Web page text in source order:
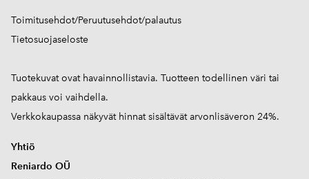
Toimitusehdot/Peruutusehdot/palautus
Tietosuojaseloste
Tuotekuvat ovat havainnollistavia. Tuotteen todellinen väri tai
pakkaus voi vaihdella.
Verkkokaupassa näkyvät hinnat sisältävät arvonlisäveron 24%.
Yhtiö
Reniardo OÜ